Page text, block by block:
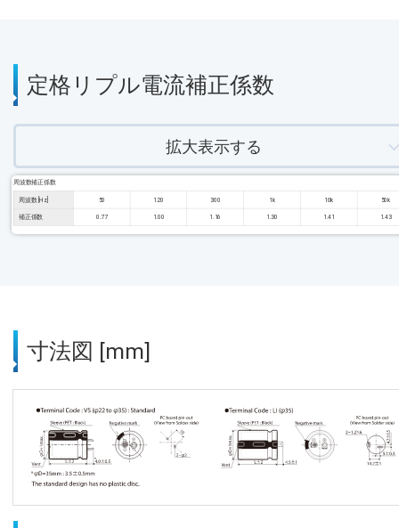
定格リプル電流補正係数
拡大表示する
周波数補正係数
周波数 [Hz] 50 120 300 1k 10k 50k
補正係数 0.77 1.00 1.16 1.30 1.41 1.43
寸法図 [mm]